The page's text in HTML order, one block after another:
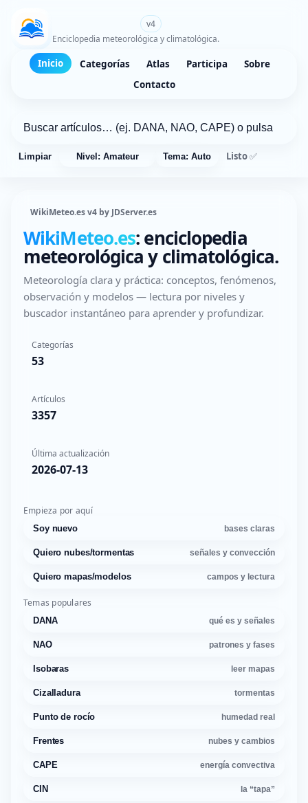
v4
Enciclopedia meteorológica y climatológica.
Inicio Categorías Atlas Participa
Sobre
Contacto
Limpiar Nivel: Amateur Tema: Auto Listo ✅
WikiMeteo.es v4 by JDServer.es
WikiMeteo.es: enciclopedia
meteorológica y climatológica.
Meteorología clara y práctica: conceptos, fenómenos,
observación y modelos — lectura por niveles y
buscador instantáneo para aprender y profundizar.
Categorías
53
Artículos
3357
Última actualización
2026-07-13
Empieza por aquí
Soy nuevo bases claras
Quiero nubes/tormentas señales y convección
Quiero mapas/modelos campos y lectura
Temas populares
DANA qué es y señales
NAO patrones y fases
Isobaras leer mapas
Cizalladura tormentas
Punto de rocío humedad real
Frentes nubes y cambios
CAPE energía convectiva
CIN la “tapa”